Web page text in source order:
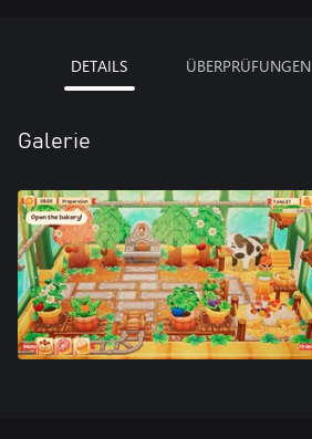
DETAILS ÜBERPRÜFUNGEN
Galerie